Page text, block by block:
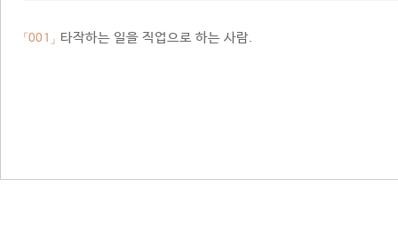
「001」 타작하는 일을 직업으로 하는 사람.